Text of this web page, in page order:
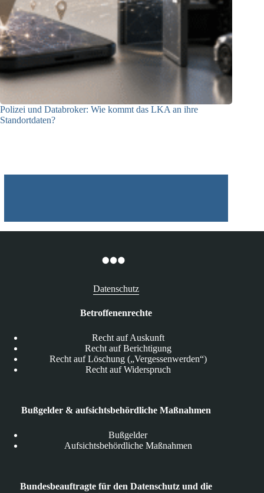
Polizei und Databroker: Wie kommt das LKA an ihre
Standortdaten?
Datenschutz
Betroffenenrechte
Recht auf Auskunft
Recht auf Berichtigung
Recht auf Löschung („Vergessenwerden“)
Recht auf Widerspruch
Bußgelder & aufsichtsbehördliche Maßnahmen
Bußgelder
Aufsichtsbehördliche Maßnahmen
Bundesbeauftragte für den Datenschutz und die